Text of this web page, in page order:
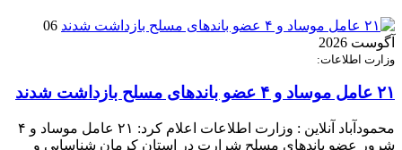
06
آگوست 2026
وزارت اطلاعات:
۲۱ عامل موساد و ۴ عضو باند‌های مسلح بازداشت شدند
محمودآباد آنلاین : وزارت اطلاعات اعلام کرد: ۲۱ عامل موساد و ۴
شرور عضو باند‌های مسلح شرارت در استان کرمان شناسایی و